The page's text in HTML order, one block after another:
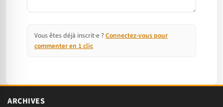
Vous êtes déjà inscrit·e ? Connectez-vous pour
commenter en 1 clic
ARCHIVES